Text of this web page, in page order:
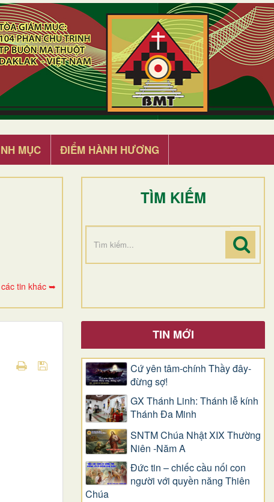
MỤC ĐIỂM HÀNH HƯƠNG
tin khác ➥
TÌM KIẾM
TIN MỚI
Cứ yên tâm-chính Thầy đây-
đừng sợ!
GX Thánh Linh: Thánh lễ kính
Thánh Đa Minh
SNTM Chúa Nhật XIX Thường
Niên -Năm A
Đức tin – chiếc cầu nối con
người với quyền năng Thiên
Chúa